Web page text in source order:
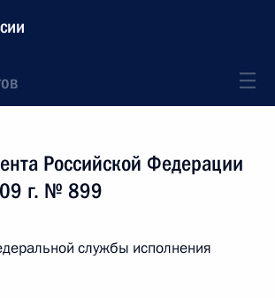
Российской Федерации
г. № 899
службы исполнения